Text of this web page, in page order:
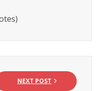
NEXT POST